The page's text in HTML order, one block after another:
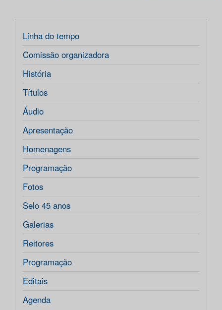
Linha do tempo
Comissão organizadora
História
Títulos
Áudio
Apresentação
Homenagens
Programação
Fotos
Selo 45 anos
Galerias
Reitores
Programação
Editais
Agenda